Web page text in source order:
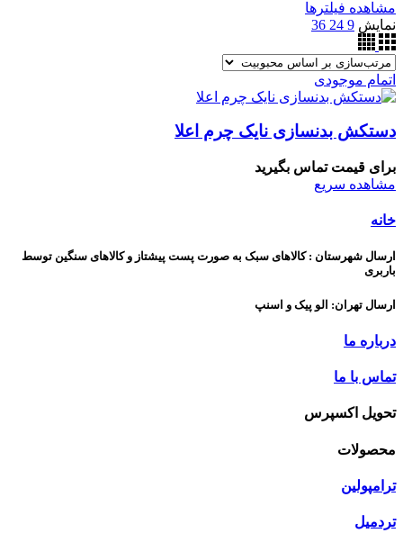
مشاهده فیلترها
نمایش 9
24
36
اتمام موجودی
دستکش بدنسازی نایک چرم اعلا
برای قیمت تماس بگیرید
مشاهده سریع
خانه
ارسال شهرستان : کالاهای سبک به صورت پست پیشتاز و کالاهای سنگین توسط
باربری
ارسال تهران: الو پیک و اسنپ
درباره ما
تماس با ما
تحویل اکسپرس
محصولات
ترامپولین
تردمیل